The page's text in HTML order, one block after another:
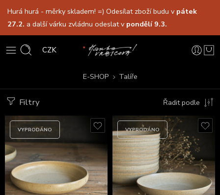
Hurá hurá - měrky skladem! =) Odesílat zboží budu v pátek
27.2. a další várku zvládnu odeslat v pondělí 9.3.
CZK
E-SHOP Talíře
Filtry Řadit podle
VYPRODÁNO VYPRODÁNO